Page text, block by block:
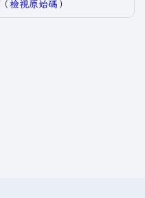
​（檢視原始碼 ）​